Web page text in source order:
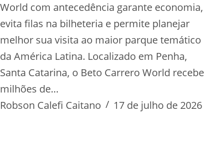
World com antecedência garante economia,
evita filas na bilheteria e permite planejar
melhor sua visita ao maior parque temático
da América Latina. Localizado em Penha,
Santa Catarina, o Beto Carrero World recebe
milhões de…
Robson Calefi Caitano
17 de julho de 2026